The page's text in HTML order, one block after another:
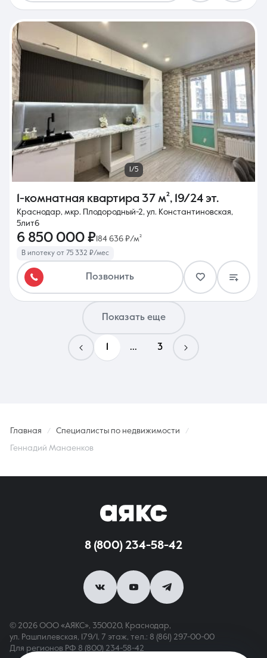
1/5
1-комнатная квартира 37 м², 19/24 эт.
Краснодар, мкр. Плодородный-2, ул. Константиновская,
5лит6
6 850 000 ₽ 184 636 ₽/м²
В ипотеку от 75 332 ₽/мес
Позвонить
Показать еще
... 3
Главная Специалисты по недвижимости
Геннадий Манаенков
8 (800) 234-58-42
© 2026 ООО «АЯКС», 350020, Краснодар,
ул. Рашпилевская, 179/1, 7 этаж, тел.: 8 (861) 297-00-00
Для регионов РФ 8 (800) 234-58-42